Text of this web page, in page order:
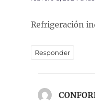
Refrigeración
Responder